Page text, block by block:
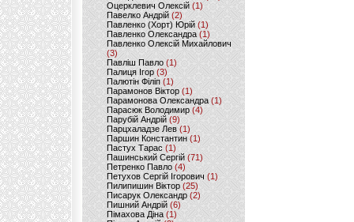
Оцерклевич Олексій (1)
Павелко Андрій (2)
Павленко (Хорт) Юрій (1)
Павленко Олександра (1)
Павленко Олексій Михайлович
(3)
Павліш Павло(1)
Палиця Ігор (3)
Палютін Філіп(1)
Парамонов Віктор (1)
Парамонова Олександра(1)
Парасюк Володимир(4)
Парубій Андрій (9)
Парцхаладзе Лев (1)
Паршин Константин(1)
Пастух Тарас (1)
Пашинський Сергій (71)
Петренко Павло (4)
Петухов Сергій Ігорович (1)
Пилипишин Віктор(25)
Писарук Олександр(2)
Пишний Андрій (6)
Пімахова Діна(1)